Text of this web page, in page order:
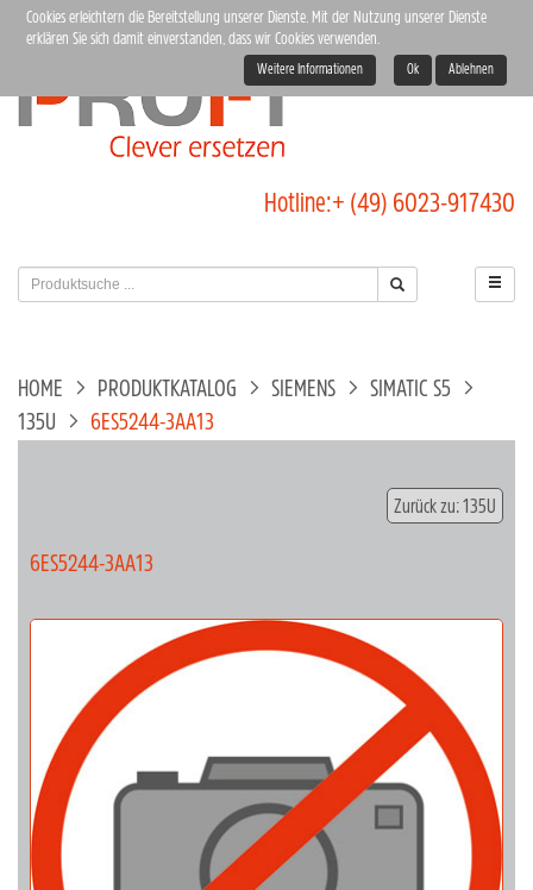
Hotline:+ (49) 6023-917430
HOME PRODUKTKATALOG SIEMENS
SIMATIC S5
135U
6ES5244-3AA13
Zurück zu: 135U
6ES5244-3AA13
Cookies erleichtern die Bereitstellung unserer Dienste. Mit der Nutzung unserer Dienste
erklären Sie sich damit einverstanden, dass wir Cookies verwenden.
Weitere Informationen Ok Ablehnen